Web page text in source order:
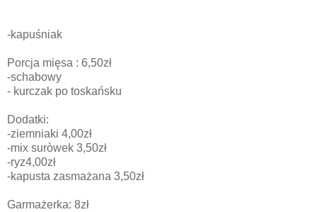
-kapuśniak
Porcja mięsa : 6,50zł
-schabowy
- kurczak po toskańsku
Dodatki:
-ziemniaki 4,00zł
-mix suròwek 3,50zł
-ryz4,00zł
-kapusta zasmażana 3,50zł
Garmażerka: 8zł